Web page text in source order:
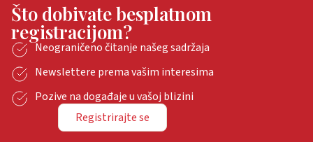
Što dobivate besplatnom
registracijom?
Neograničeno čitanje našeg sadržaja
Newslettere prema vašim interesima
Pozive na događaje u vašoj blizini
Registrirajte se